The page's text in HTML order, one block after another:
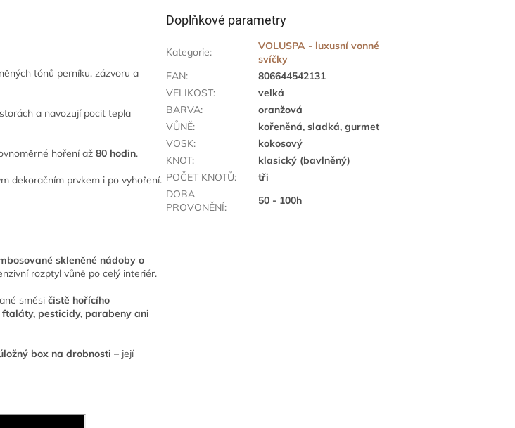
tónů perníku, zázvoru a
a navozují pocit tepla
hoření až80 hodin.
dekoračním prvkem i po vyhoření.
skleněné nádoby o
rozptyl vůně po celý interiér.
směsičistě hořícího
ftaláty, pesticidy, parabeny ani
box na drobnosti – její
Doplňkové parametry
Kategorie:
VOLUSPA - luxusní vonné
svíčky
EAN:
806644542131
VELIKOST:
velká
BARVA:
oranžová
VŮNĚ:
kořeněná, sladká, gurmet
VOSK:
kokosový
KNOT:
klasický (bavlněný)
POČET KNOTŮ:
tři
DOBA
PROVONĚNÍ:
50 - 100h